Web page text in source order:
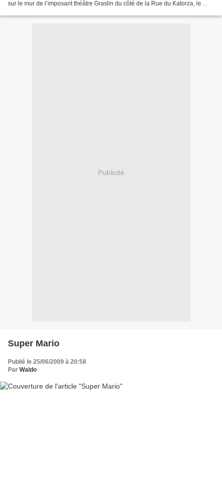
sur le mur de l’imposant théâtre Graslin du côté de la Rue du Katorza, le
Publicité
Super Mario
Publié le 25/06/2009 à 20:58
Par Waldo